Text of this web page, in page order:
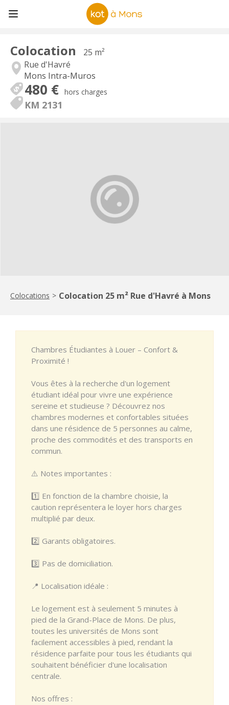
Colocation
25 m²
Rue d'Havré
Mons Intra-Muros
480 € hors charges
KM 2131
Colocations > Colocation 25 m² Rue d'Havré à Mons
Chambres Étudiantes à Louer – Confort &
Proximité !
Vous êtes à la recherche d'un logement
étudiant idéal pour vivre une expérience
sereine et studieuse ? Découvrez nos
chambres modernes et confortables situées
dans une résidence de 5 personnes au calme,
proche des commodités et des transports en
commun.
⚠️ Notes importantes :
1️⃣ En fonction de la chambre choisie, la
caution représentera le loyer hors charges
multiplié par deux.
2️⃣ Garants obligatoires.
3️⃣ Pas de domiciliation.
📍 Localisation idéale :
Le logement est à seulement 5 minutes à
pied de la Grand-Place de Mons. De plus,
toutes les universités de Mons sont
facilement accessibles à pied, rendant la
résidence parfaite pour tous les étudiants qui
souhaitent bénéficier d'une localisation
centrale.
Nos offres :